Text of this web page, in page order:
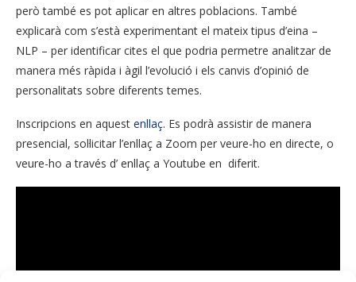
però també es pot aplicar en altres poblacions. També
explicarà com s’està experimentant el mateix tipus d’eina –
NLP – per identificar cites el que podria permetre analitzar de
manera més ràpida i àgil l’evolució i els canvis d’opinió de
personalitats sobre diferents temes.
Inscripcions en aquest enllaç. Es podrà assistir de manera
presencial, sol·licitar l’enllaç a Zoom per veure-ho en directe, o
veure-ho a través d’ enllaç a Youtube en diferit.